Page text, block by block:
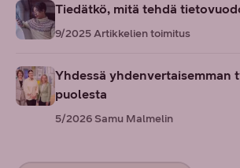
Tiedätkö, mitä tehdä
9/2025Artikkelien toimitus
Yhdessä yhdenvertaisemman
puolesta
5/2026Samu Malmelin